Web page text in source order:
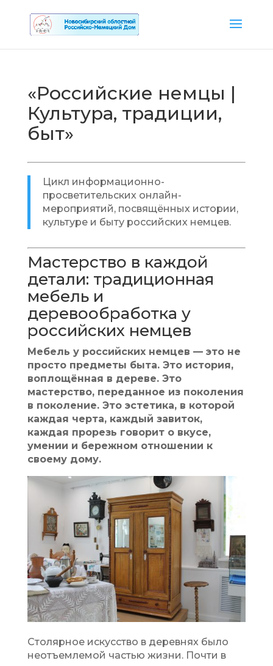
«Российские немцы |
Культура, традиции,
быт»
Цикл информационно-
просветительских онлайн-
мероприятий, посвящённых истории,
культуре и быту российских немцев.
Мастерство в каждой
детали: традиционная
мебель и
деревообработка у
российских немцев
Мебель у российских немцев — это не
просто предметы быта. Это история,
воплощённая в дереве. Это
мастерство, переданное из поколения
в поколение. Это эстетика, в которой
каждая черта, каждый завиток,
каждая прорезь говорит о вкусе,
умении и бережном отношении к
своему дому.
Столярное искусство в деревнях было
неотъемлемой частью жизни. Почти в